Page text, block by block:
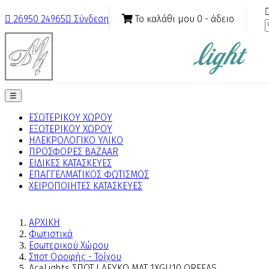
 26950 24965 Σύνδεση Το καλάθι μου 0 - άδειο
Toggle
navigation
☰
ΕΣΩΤΕΡΙΚΟΥ ΧΩΡΟΥ
ΕΞΩΤΕΡΙΚΟΥ ΧΩΡΟΥ
ΗΛΕΚΡΟΛΟΓΙΚΟ ΥΛΙΚΟ
ΠΡΟΣΦΟΡΕΣ BAZAAR
ΕΙΔΙΚΕΣ ΚΑΤΑΣΚΕΥΕΣ
ΕΠΑΓΓΕΛΜΑΤΙΚΟΣ ΦΩΤΙΣΜΟΣ
ΧΕΙΡΟΠΟΙΗΤΕΣ ΚΑΤΑΣΚΕΥΕΣ
ΑΡΧΙΚΗ
Φωτιστικά
Εσωτερικού Χώρου
Σποτ Οροφής - Τοίχου